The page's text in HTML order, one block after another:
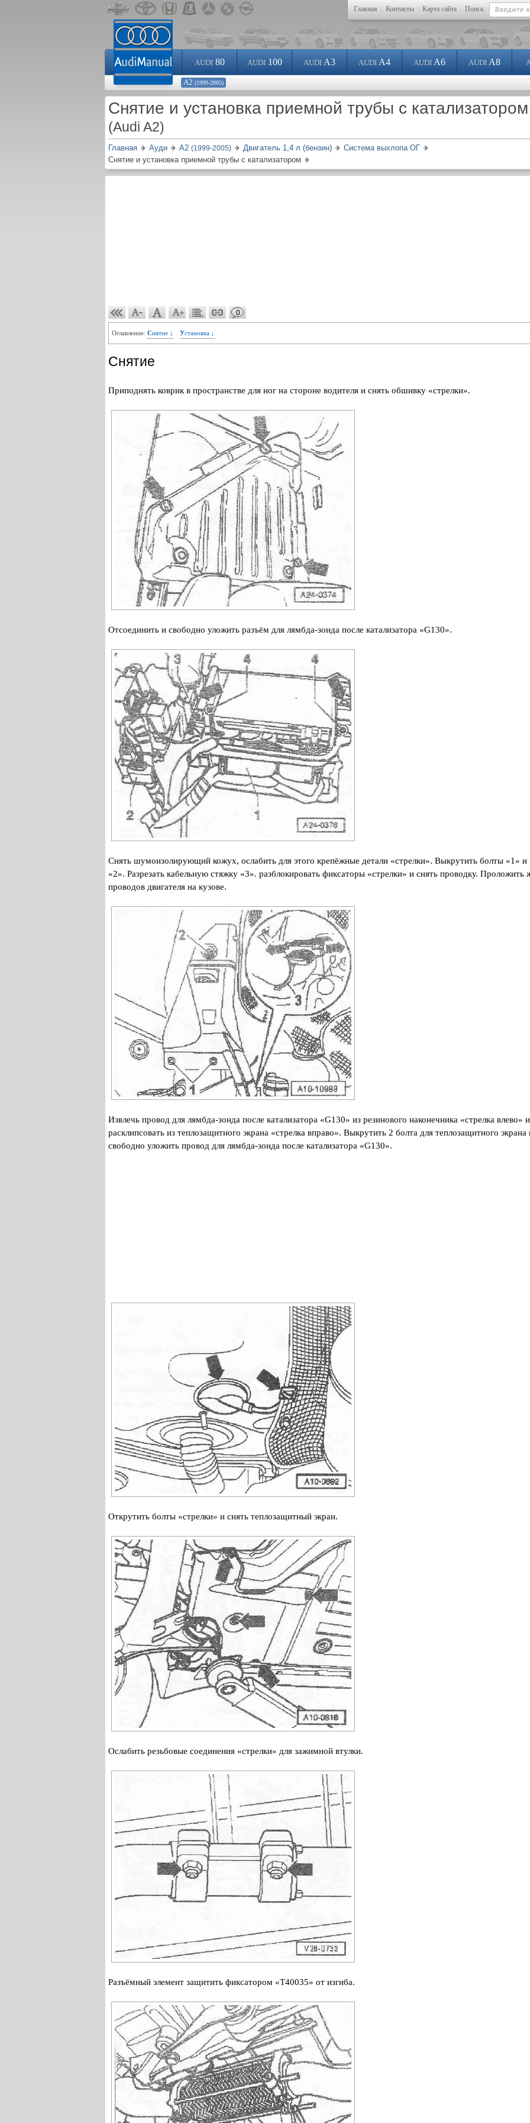
Главная Контакты Карта сайта Поиск:
AUDI80 AUDI100 AUDI A3 AUDI A4 AUDI A6 AUDI A8
А2 (1999-2005)
Снятие и установка приемной трубы с катализатором
(Audi A2)
Главная Ауди А2 (1999-2005) Двигатель 1,4 л (бензин)
Система выхлопа ОГ
Снятие и установка приемной трубы с катализатором
0
Оглавление: Снятие ↓ Установка ↓
Снятие
Приподнять коврик в пространстве для ног на стороне водителя и снять обшивку «стрелки».
Отсоединить и свободно уложить разъём для лямбда-зонда после катализатора «G130».
Снять шумоизолирующий кожух, ослабить для этого крепёжные детали «стрелки». Выкрутить болты «1» и
«2». Разрезать кабельную стяжку «3». разблокировать фиксаторы «стрелки» и снять проводку. Проложить
проводов двигателя на кузове.
Извлечь провод для лямбда-зонда после катализатора «G130» из резинового наконечника «стрелка влево» и
расклипсовать из теплозащитного экрана «стрелка вправо». Выкрутить 2 болта для теплозащитного экрана
свободно уложить провод для лямбда-зонда после катализатора «G130».
Открутить болты «стрелки» и снять теплозащитный экран.
Ослабить резьбовые соединения «стрелки» для зажимной втулки.
Разъёмный элемент защитить фиксатором «Т40035» от изгиба.